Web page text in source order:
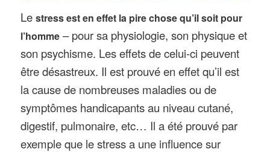
Lestress est en effet la pire chose qu’il soit pour
l’homme – pour sa physiologie, son physique et
son psychisme. Les effets de celui-ci peuvent
être désastreux. Il est prouvé en effet qu’il est
la cause de nombreuses maladies ou de
symptômes handicapants au niveau cutané,
digestif, pulmonaire, etc… Il a été prouvé par
exemple que le stress a une influence sur